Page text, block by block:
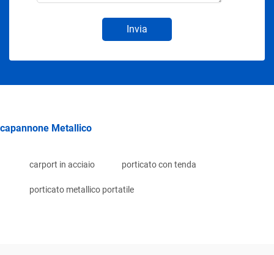
Invia
capannone Metallico
carport in acciaio porticato con tenda
porticato metallico portatile